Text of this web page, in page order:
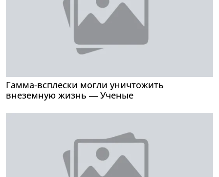
Гамма-всплески могли уничтожить
внеземную жизнь — Ученые